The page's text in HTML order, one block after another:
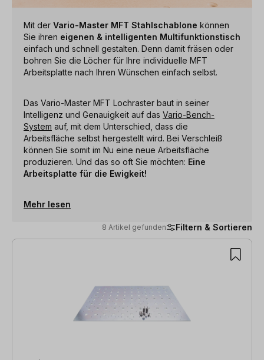
Mit der Vario-Master MFT Stahlschablone können
Sie ihren eigenen & intelligenten Multifunktionstisch
einfach und schnell gestalten. Denn damit fräsen oder
bohren Sie die Löcher für Ihre individuelle MFT
Arbeitsplatte nach Ihren Wünschen einfach selbst.
Das Vario-Master MFT Lochraster baut in seiner
Intelligenz und Genauigkeit auf das Vario-Bench-
System auf, mit dem Unterschied, dass die
Arbeitsfläche selbst hergestellt wird. Bei Verschleiß
können Sie somit im Nu eine neue Arbeitsfläche
produzieren. Und das so oft Sie möchten: Eine
Arbeitsplatte für die Ewigkeit!
Mehr lesen
8 Artikel gefunden Filtern & Sortieren
8 Artikel gefunden